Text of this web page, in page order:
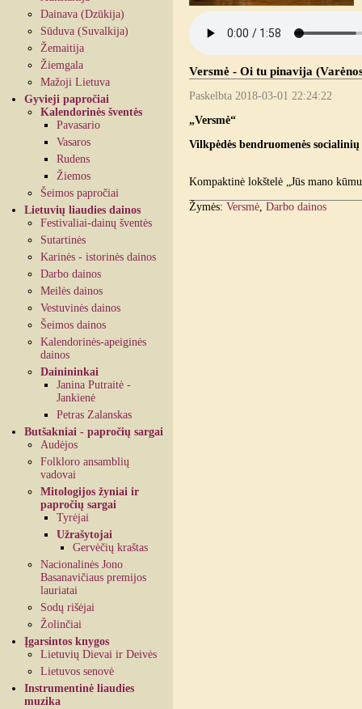
Dainava (Dzūkija)
Sūduva (Suvalkija)
Žemaitija
Žiemgala
Mažoji Lietuva
Gyvieji papročiai
Kalendorinės šventės
Pavasario
Vasaros
Rudens
Žiemos
Šeimos papročiai
Lietuvių liaudies dainos
Festivaliai-dainų šventės
Sutartinės
Karinės - istorinės dainos
Darbo dainos
Meilės dainos
Vestuvinės dainos
Šeimos dainos
Kalendorinės-apeiginės
dainos
Dainininkai
Janina Putraitė -
Jankienė
Petras Zalanskas
Butšakniai - papročių sargai
Audėjos
Folkloro ansamblių
vadovai
Mitologijos žyniai ir
papročių sargai
Tyrėjai
Užrašytojai
Gervėčių kraštas
Nacionalinės Jono
Basanavičiaus premijos
lauriatai
Sodų rišėjai
Žolinčiai
Įgarsintos knygos
Lietuvių Dievai ir Deivės
Lietuvos senovė
Instrumentinė liaudies
muzika
Versmė - Oi tu pinavija
Paskelbta 2018-03-01 22:24:22
„Versmė“
Vilkpėdės bendruomenės
Kompaktinė lokštelė „Jūs mano
Žymės: Versmė Darbo dainos